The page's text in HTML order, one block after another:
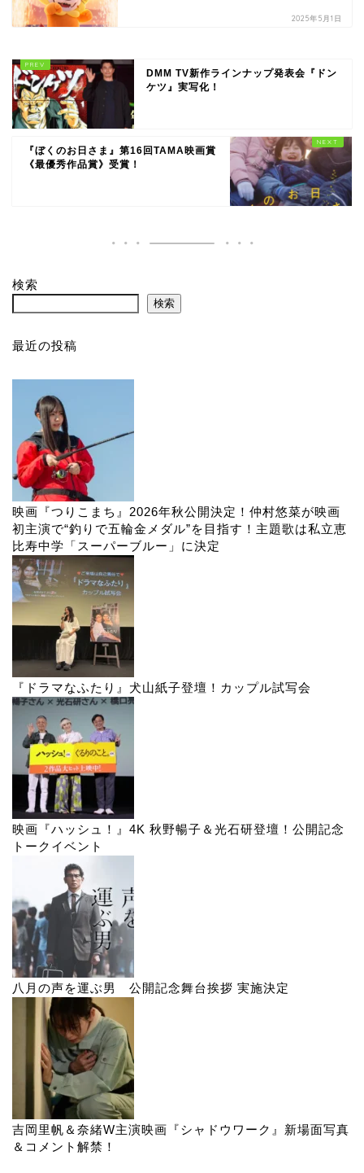
2025年5月1日
DMM TV新作ラインナップ発表会『ドン
ケツ』実写化！
『ぼくのお日さま』第16回TAMA映画賞
《最優秀作品賞》受賞！
検索
検索
最近の投稿
映画『つりこまち』2026年秋公開決定！仲村悠菜が映画
初主演で“釣りで五輪金メダル”を目指す！主題歌は私立恵
比寿中学「スーパーブルー」に決定
『ドラマなふたり』犬山紙子登壇！カップル試写会
映画『ハッシュ！』4K 秋野暢子＆光石研登壇！公開記念
トークイベント
八月の声を運ぶ男 公開記念舞台挨拶 実施決定
吉岡里帆＆奈緒W主演映画『シャドウワーク』新場面写真
＆コメント解禁！